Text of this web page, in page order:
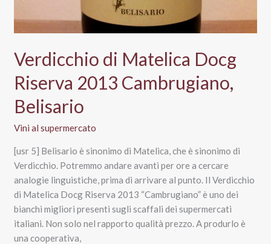
Verdicchio di Matelica Docg
Riserva 2013 Cambrugiano,
Belisario
Vini al supermercato
[usr 5] Belisario è sinonimo di Matelica, che è sinonimo di
Verdicchio. Potremmo andare avanti per ore a cercare
analogie linguistiche, prima di arrivare al punto. Il Verdicchio
di Matelica Docg Riserva 2013 “Cambrugiano” è uno dei
bianchi migliori presenti sugli scaffali dei supermercati
italiani. Non solo nel rapporto qualità prezzo. A produrlo è
una cooperativa,